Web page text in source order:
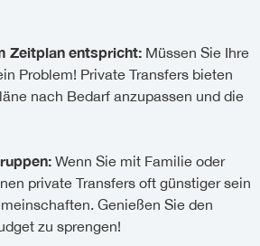
Zeitplan entspricht: Müssen Sie Ihre
Problem! Private Transfers bieten
nach Bedarf anzupassen und die
Wenn Sie mit Familie oder
private Transfers oft günstiger sein
Genießen Sie den
zu sprengen!